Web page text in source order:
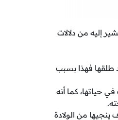
إليه من دلالات
طلقها فهذا بسبب
حياتها، كما أنه
من الولادة